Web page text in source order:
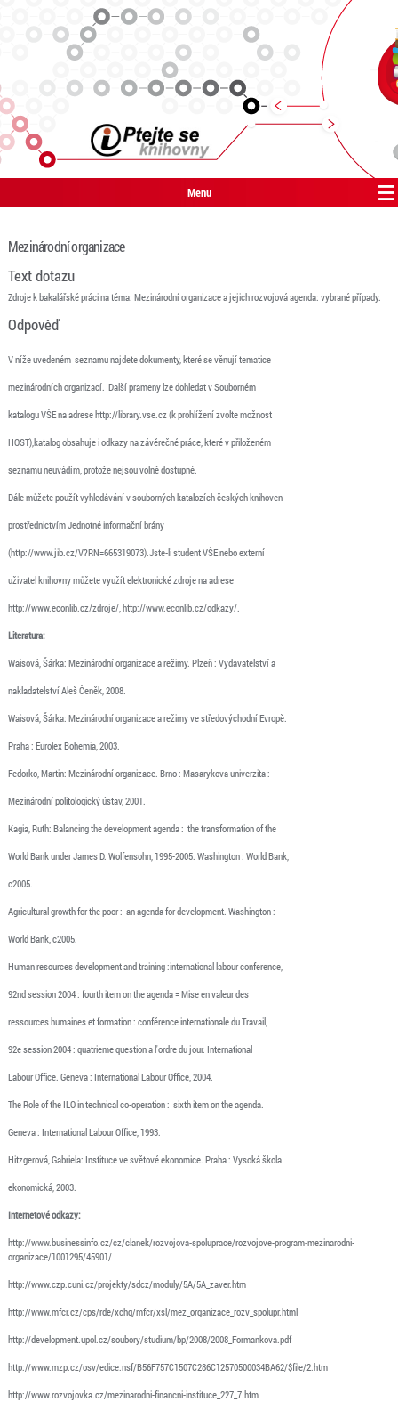
Menu
Mezinárodní organizace
Text dotazu
Zdroje k bakalářské práci na téma: Mezinárodní organizace a jejich rozvojová agenda: vybrané případy.
Odpověď
V níže uvedeném seznamu najdete dokumenty, které se věnují tematice
mezinárodních organizací. Další prameny lze dohledat v Souborném
katalogu VŠE na adrese http://library.vse.cz (k prohlížení zvolte možnost
HOST),katalog obsahuje i odkazy na závěrečné práce, které v přiloženém
seznamu neuvádím, protože nejsou volně dostupné.
Dále můžete použít vyhledávání v souborných katalozích českých knihoven
prostřednictvím Jednotné informační brány
(http://www.jib.cz/V?RN=665319073).Jste-li student VŠE nebo externí
uživatel knihovny můžete využít elektronické zdroje na adrese
http://www.econlib.cz/zdroje/, http://www.econlib.cz/odkazy/.
Literatura:
Waisová, Šárka: Mezinárodní organizace a režimy. Plzeň : Vydavatelství a
nakladatelství Aleš Čeněk, 2008.
Waisová, Šárka: Mezinárodní organizace a režimy ve středovýchodní Evropě.
Praha : Eurolex Bohemia, 2003.
Fedorko, Martin: Mezinárodní organizace. Brno : Masarykova univerzita :
Mezinárodní politologický ústav, 2001.
Kagia, Ruth: Balancing the development agenda : the transformation of the
World Bank under James D. Wolfensohn, 1995-2005. Washington : World Bank,
c2005.
Agricultural growth for the poor : an agenda for development. Washington :
World Bank, c2005.
Human resources development and training :international labour conference,
92nd session 2004 : fourth item on the agenda = Mise en valeur des
ressources humaines et formation : conférence internationale du Travail,
92e session 2004 : quatrieme question a l'ordre du jour. International
Labour Office. Geneva : International Labour Office, 2004.
The Role of the ILO in technical co-operation : sixth item on the agenda.
Geneva : International Labour Office, 1993.
Hitzgerová, Gabriela: Instituce ve světové ekonomice. Praha : Vysoká škola
ekonomická, 2003.
Internetové odkazy:
http://www.businessinfo.cz/cz/clanek/rozvojova-spoluprace/rozvojove-program-mezinarodni-
organizace/1001295/45901/
http://www.czp.cuni.cz/projekty/sdcz/moduly/5A/5A_zaver.htm
http://www.mfcr.cz/cps/rde/xchg/mfcr/xsl/mez_organizace_rozv_spolupr.html
http://development.upol.cz/soubory/studium/bp/2008/2008_Formankova.pdf
http://www.mzp.cz/osv/edice.nsf/B56F757C1507C286C12570500034BA62/$file/2.htm
http://www.rozvojovka.cz/mezinarodni-financni-instituce_227_7.htm